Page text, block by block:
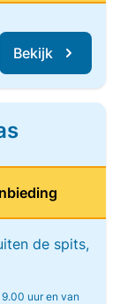
Bekijk
de spits,
uur en van